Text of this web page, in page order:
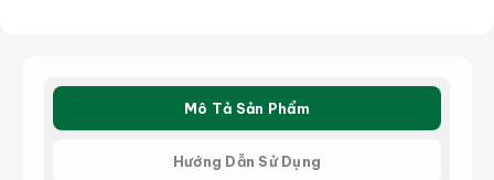
Mô Tả Sản Phẩm
Hướng Dẫn Sử Dụng